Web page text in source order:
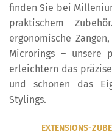
finden Sie bei
praktischem
ergonomische
Microrings – unsere
erleichtern das
und schonen das
Stylings.
EXTENSIONS-